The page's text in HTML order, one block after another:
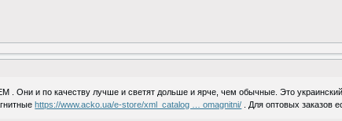
Они и по качеству лучше и светят дольше и ярче, чем обычные. Это
https://www.acko.ua/e-store/xml_catalog … omagnitni/ . Для оптовых заказов